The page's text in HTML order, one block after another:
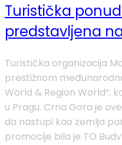
Turistička
predstavljena
Turistička organizacija
prestižnom
World & Region World“,
u Pragu. Crna Gora je
da nastupi kao zemlja
promocije bila je TO